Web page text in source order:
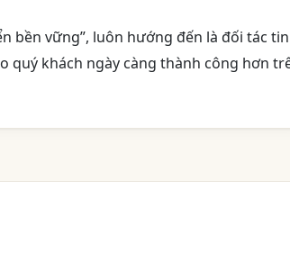
bền vững”, luôn hướng đến là đối tác tin
quý khách ngày càng thành công hơn